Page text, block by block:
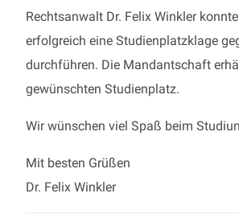
Rechtsanwalt Dr. Felix Winkler konnte
erfolgreich eine Studienplatzklage
durchführen. Die Mandantschaft
gewünschten Studienplatz.
Wir wünschen viel Spaß beim
Mit besten Grüßen
Dr. Felix Winkler